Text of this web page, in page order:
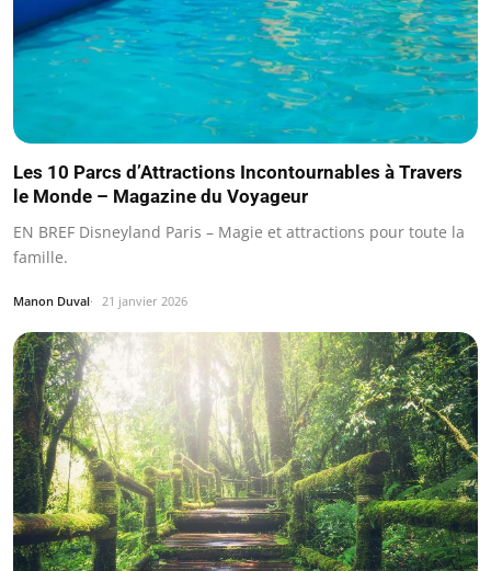
Les 10 Parcs d’Attractions Incontournables à Travers
le Monde – Magazine du Voyageur
EN BREF Disneyland Paris – Magie et attractions pour toute la
famille.
Manon Duval 21 janvier 2026